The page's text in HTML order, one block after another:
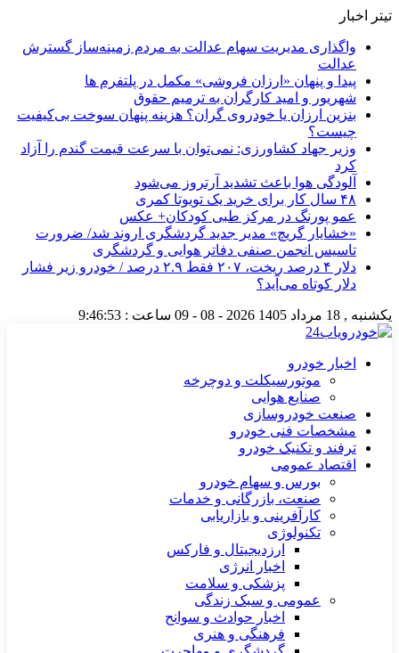
تیتر اخبار
واگذاری مدیریت سهام عدالت به مردم زمینه‌ساز گسترش
عدالت
پیدا و پنهان «ارزان فروشی» مکمل در پلتفرم ها
شهریور و امید کارگران به ترمیم حقوق
بنزین ارزان یا خودروی گران؟ هزینه پنهان سوخت بی‌کیفیت
چیست؟
وزیر جهاد کشاورزی: نمی‌توان با سرعت قیمت گندم را آزاد
کرد
آلودگی هوا باعث تشدید آرتروز می‌شود
۴۸ سال کار برای خرید یک تویوتا کمری
عمو پورنگ در مرکز طبی کودکان+ عکس
«خشایار گریچ» مدیر جدید گردشگری اروند شد/ ضرورت
تاسیس انجمن صنفی دفاتر هوایی و گردشگری
دلار ۴ درصد ریخت، ۲۰۷ فقط ۲.۹ درصد / خودرو زیر فشار
دلار کوتاه می‌آید؟
یکشنبه , 18 مرداد 1405 2026 - 08 - 09 ساعت : 9:46:54
اخبار خودرو
موتورسیکلت و دوچرخه
صنایع هوایی
صنعت خودروسازی
مشخصات فنی خودرو
ترفند و تکنیک خودرو
اقتصاد عمومی
بورس و سهام خودرو
صنعت، بازرگانی و خدمات
کارآفرینی و بازاریابی
تکنولوژی
ارزدیجیتال و فارکس
اخبار انرژی
پزشکی و سلامت
عمومی و سبک زندگی
اخبار حوادث و سوانح
فرهنگی و هنری